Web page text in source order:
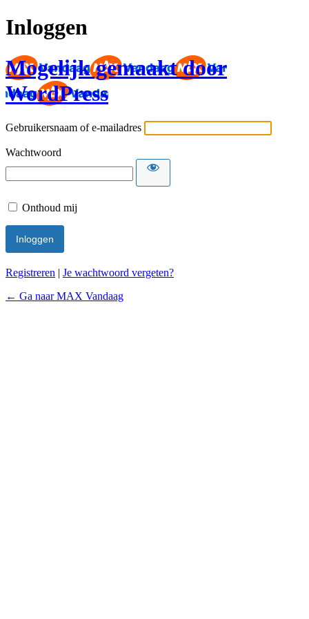
Inloggen
Mogelijk gemaakt door
WordPress
Gebruikersnaam of e-mailadres
Wachtwoord
Onthoud mij
Registreren | Je wachtwoord vergeten?
← Ga naar MAX Vandaag